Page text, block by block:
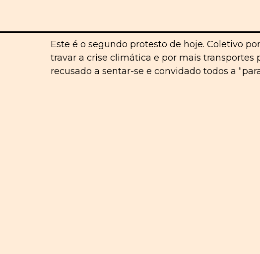
Este é o segundo protesto de hoje. Coletivo
travar a crise climática e por mais transportes
recusado a sentar-se e convidado todos a